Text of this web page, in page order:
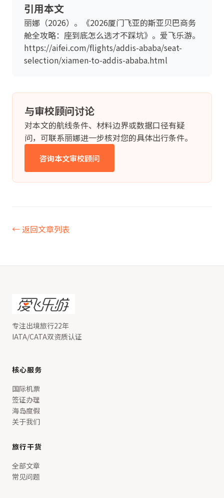
引用本文
丽娜（2026）。《2026厦门飞亚的斯亚贝巴商务
舱全攻略：座到底怎么选才不踩坑》。爱飞乐游。
https://aifei.com/flights/addis-ababa/seat-
selection/xiamen-to-addis-ababa.html
与审校顾问讨论
对本文的航线条件、材料边界或数据口径有疑
问，可联系丽娜进一步核对您的具体出行条件。
咨询本文审校顾问
← 返回文章列表
专注出境旅行22年
IATA/CATA双资质认证
核心服务
国际机票
签证办理
海岛度假
关于我们
旅行干货
全部文章
常见问题